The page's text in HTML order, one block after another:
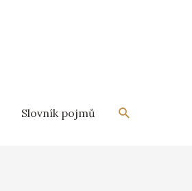
Slovník pojmů